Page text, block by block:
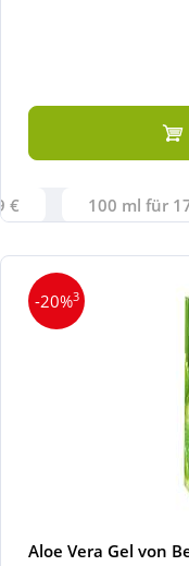
€ 100 ml für
-20%3
Aloe Vera Gel von